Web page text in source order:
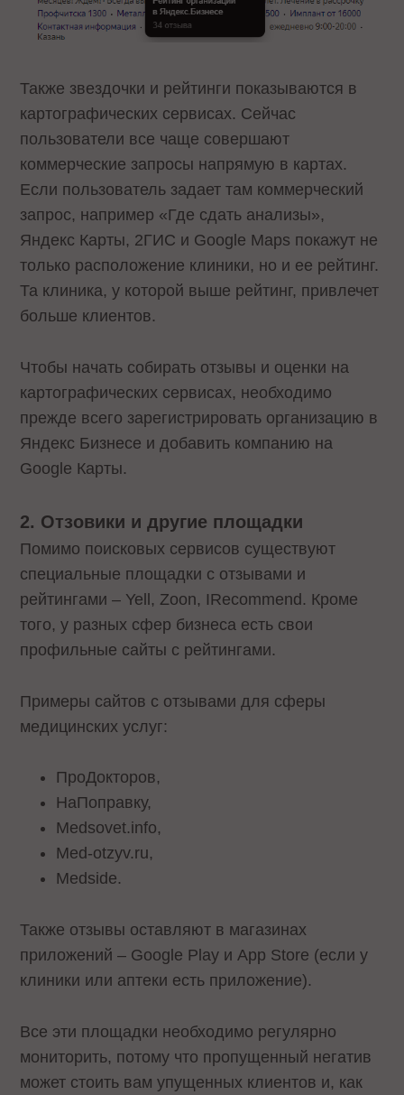
Также звездочки и рейтинги показываются в
картографических сервисах. Сейчас
пользователи все чаще совершают
коммерческие запросы напрямую в картах.
Если пользователь задает там коммерческий
запрос, например «Где сдать анализы»,
Яндекс Карты, 2ГИС и Google Maps покажут не
только расположение клиники, но и ее рейтинг.
Та клиника, у которой выше рейтинг, привлечет
больше клиентов.
Чтобы начать собирать отзывы и оценки на
картографических сервисах, необходимо
прежде всего зарегистрировать организацию в
Яндекс Бизнесе и добавить компанию на
Google Карты.
2. Отзовики и другие площадки
Помимо поисковых сервисов существуют
специальные площадки с отзывами и
рейтингами – Yell, Zoon, IRecommend. Кроме
того, у разных сфер бизнеса есть свои
профильные сайты с рейтингами.
Примеры сайтов с отзывами для сферы
медицинских услуг:
ПроДокторов,
НаПоправку,
Medsovet.info,
Med-otzyv.ru,
Medside.
Также отзывы оставляют в магазинах
приложений – Google Play и App Store (если у
клиники или аптеки есть приложение).
Все эти площадки необходимо регулярно
мониторить, потому что пропущенный негатив
может стоить вам упущенных клиентов и, как